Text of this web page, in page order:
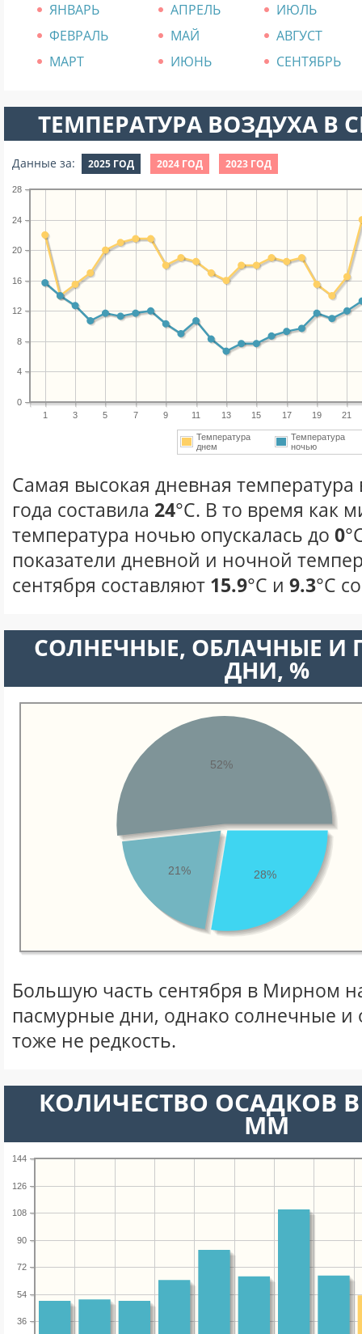
ЯНВАРЬ АПРЕЛЬ
ИЮЛЬ
ФЕВРАЛЬ
МАЙ
АВГУСТ
МАРТ
ИЮНЬ СЕНТЯБРЬ
ТЕМПЕРАТУРА ВОЗДУХА В
Данные за: 2025 ГОД 2024 ГОД 2023 ГОД
1 3 5 7 9 11 13 15 17 19 21
0
4
8
12
16
20
24
28
Температура
днем
Температура
ночью
Самая высокая дневная температура
года составила 24°С. В то время как
температура ночью опускалась до 0
показатели дневной и ночной
сентября составляют 15.9°С и 9.3°С
CОЛНЕЧНЫЕ, ОБЛАЧНЫЕ И
ДНИ, %
28%
21%
52%
Большую часть сентября в Мирном
пасмурные дни, однако солнечные
тоже не редкость.
КОЛИЧЕСТВО ОСАДКОВ В
ММ
36
54
72
90
108
126
144